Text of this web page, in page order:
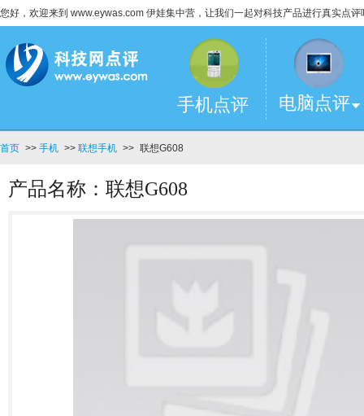
您好，欢迎来到 www.eywas.com 伊娃集中营，让我们一起对科技产品进行真实点评
手机点评 电脑点评
首页 >> 手机 >> 联想手机 >> 联想G608
产品名称：联想G608